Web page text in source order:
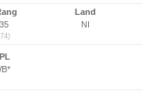
Land
NI